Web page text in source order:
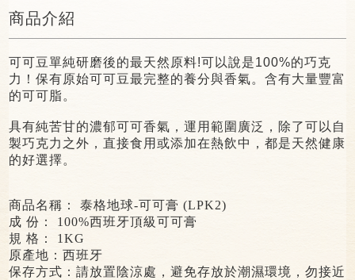
商品介紹
可可豆單純研磨後的最天然原料!可以說是100%的巧克
力！保有原始可可豆最完整的養分與香氣。含有大量豐富
的可可脂。
具有純苦甘的濃郁可可香氣，運用範圍廣泛，除了可以自
製巧克力之外，直接食用或添加在熱飲中，都是天然健康
的好選擇。
商品名稱： 泰格地球-可可膏 (LPK2)
成 份： 100%西班牙頂級可可膏
規 格：
1KG
原產地：西班牙
保存方式：請放置陰涼處，避免存放於潮濕環境，勿接近